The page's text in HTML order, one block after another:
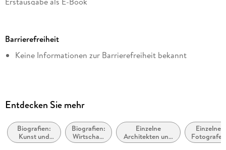
Reihe
hockebooks
Verlag/Hersteller
Kopierschutz
mit Wasserzeichen versehen
Barrierefreiheit
Keine Informationen zur Barrierefreiheit bekannt
Entdecken Sie mehr
Biografien:
Kunst und
Unterhaltung
Biografien:
Wirtschaft
und
Einzelne
Architekten und
Architekturbüros
Einzelne
Fotografen